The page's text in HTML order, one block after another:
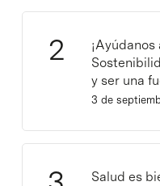
y ser una
3 de
Salud es